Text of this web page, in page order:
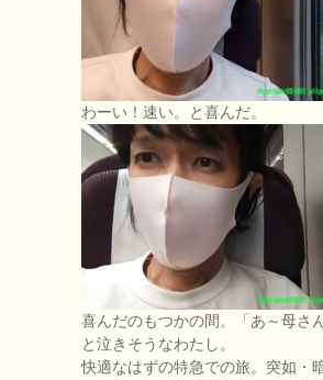
わーい！速い。と喜んだ。
喜んだのもつかの間。「あ～母さ
と泣きそうなわたし。
快適なはずの特急での旅。突如・